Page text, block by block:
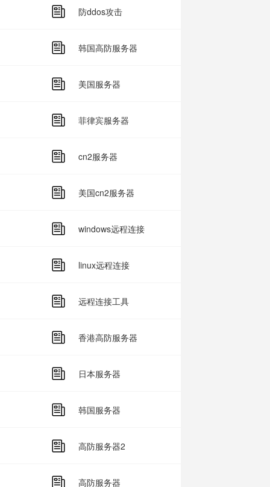
防ddos攻击
韩国高防服务器
美国服务器
菲律宾服务器
cn2服务器
美国cn2服务器
windows远程连接
linux远程连接
远程连接工具
香港高防服务器
日本服务器
韩国服务器
高防服务器2
高防服务器